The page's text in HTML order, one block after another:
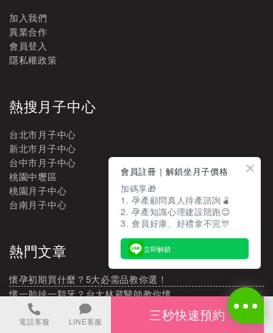
電話客服 LINE客服 三秒快速預約
加入我們
異業合作
會員登入
隱私權政策
熱搜月子中心
台北市月子中心
新北市月子中心
台中市月子中心
桃園中壢區
桃園月子中心
台南月子中心
熱門文章
懷孕初期買什麼？5大必需品教你選！
懷一胎掉一顆牙？台大林葳醫師教你懷…
天天穿都穿得住的維娜斯塑身衣，去健…
增加懷孕機率懶人包都在這，這3點很…
會員註冊｜解鎖坐月子價格
加碼享🎁
1. 孕產顧問真人待產諮詢🫄
2. 孕產知識心理建設陪跑😊
3. 會員好康、好禮拿不完🎊
立即解鎖